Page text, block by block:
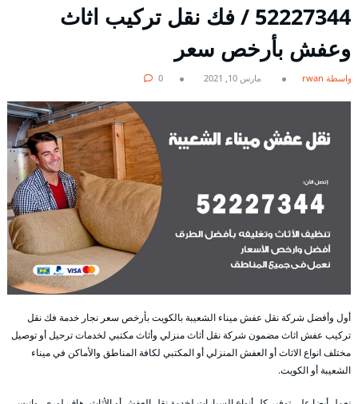
52227344 / فك نقل تركيب اثاث
وعفش بأرخص سعر
بواسطة rwan مارس 10, 2021 0
أول وأفضل شركة نقل عفش ميناء الشعيبة بالكويت بأرخص سعر نجار خدمة فك نقل
تركيب عفش اثاث مضمون شركة نقل أثاث منزلي وأثاث مكتبي لخدمات ترحيل أو توصيل
مختلف انواع الاثاث أو العفش المنزلي أو المكتبي لكافة المناطق والأماكن في ميناء
الشعيبة أو الكويت.